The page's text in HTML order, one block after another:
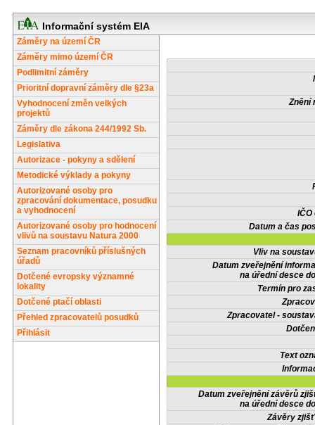
Informační systém EIA
Záměry na území ČR
Záměry mimo území ČR
Podlimitní záměry
Prioritní dopravní záměry dle §23a
Vyhodnocení změn velkých
projektů
Záměry dle zákona 244/1992 Sb.
Legislativa
Autorizace - pokyny a sdělení
Metodické výklady a pokyny
Autorizované osoby pro
zpracování dokumentace, posudku
a vyhodnocení
Autorizované osoby pro hodnocení
vlivů na soustavu Natura 2000
Seznam pracovníků příslušných
úřadů
Dotčené evropsky významné
lokality
Dotčené ptačí oblasti
Přehled zpracovatelů posudků
Přihlásit
Znění
IČO
Datum a čas
Vliv na
Datum zveřejnění
na úřední desce
Termín pro
Zpracovatel -
Text
Datum zveřejnění závěrů
na úřední desce
Závěry